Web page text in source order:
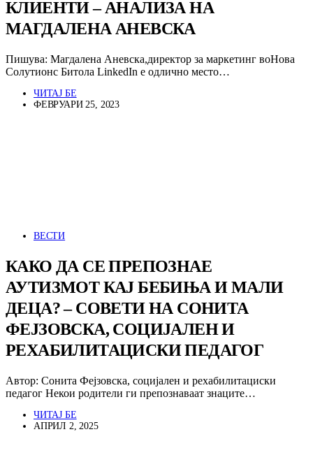
КЛИЕНТИ – АНАЛИЗА НА
МАГДАЛЕНА АНЕВСКА
Пишува: Магдалена Аневска,директор за маркетинг воНова
Солутионс Битола LinkedIn е одлично место…
ЧИТАЈ БЕ
ФЕВРУАРИ 25, 2023
ВЕСТИ
КАКО ДА СЕ ПРЕПОЗНАЕ
АУТИЗМОТ КАЈ БЕБИЊА И МАЛИ
ДЕЦА? – СОВЕТИ НА СОНИТА
ФЕЈЗОВСКА, СОЦИЈАЛЕН И
РЕХАБИЛИТАЦИСКИ ПЕДАГОГ
Автор: Сонита Фејзовска, социјален и рехабилитациски
педагог Некои родители ги препознаваат знаците…
ЧИТАЈ БЕ
АПРИЛ 2, 2025